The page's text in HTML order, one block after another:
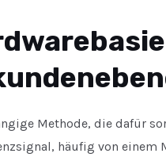
Methode, die dafür
häufig von einem